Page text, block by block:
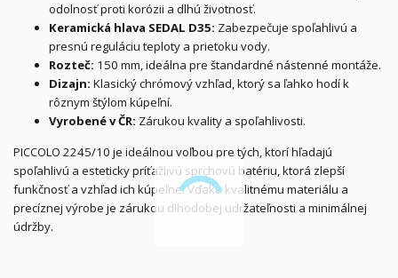
odolnosť proti korózii a dlhú životnosť.
Keramická hlava SEDAL D35: Zabezpečuje spoľahlivú a
presnú reguláciu teploty a prietoku vody.
Rozteč: 150 mm, ideálna pre štandardné nástenné montáže.
Dizajn: Klasický chrómový vzhľad, ktorý sa ľahko hodí k
rôznym štýlom kúpeľní.
Vyrobené v ČR: Zárukou kvality a spoľahlivosti.
PICCOLO 2245/10 je ideálnou voľbou pre tých, ktorí hľadajú
spoľahlivú a esteticky príťažlivú sprchovú batériu, ktorá zlepší
funkčnosť a vzhľad ich kúpeľne. Vďaka kvalitnému materiálu a
precíznej výrobe je zárukou dlhodobej udržateľnosti a minimálnej
údržby.